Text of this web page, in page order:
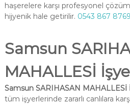
haşerelere karşı profesyonel
hijyenik hale getirilir. 0543 867 8769
Samsun
MAHALLESİ
Samsun SARIHASAN MAHALLESİ
tüm işyerlerinde zararlı canlılara